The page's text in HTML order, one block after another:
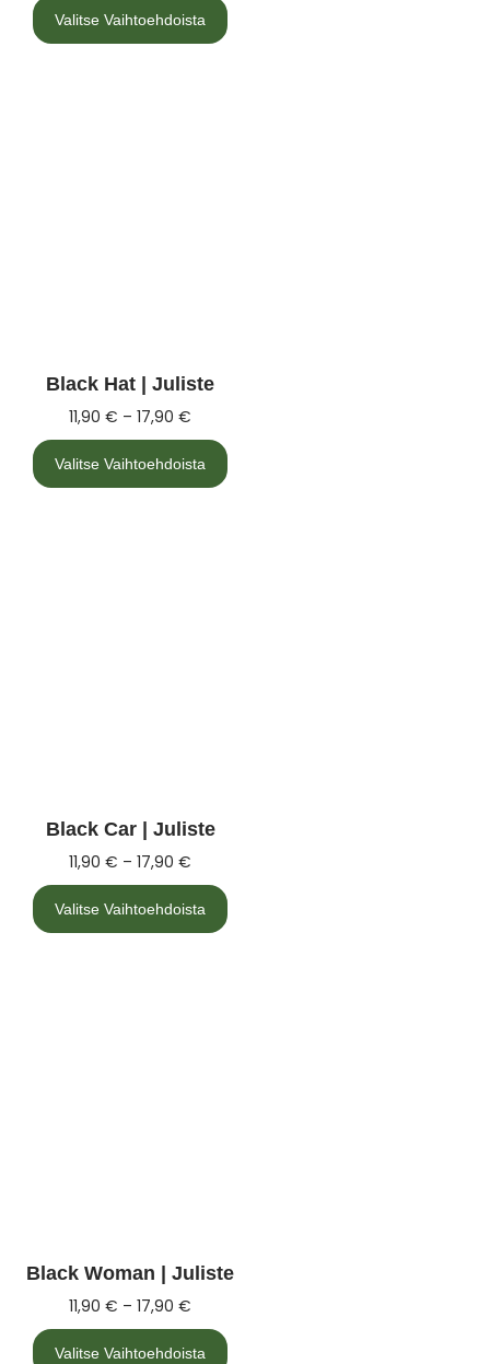
Valitse Vaihtoehdoista
Black Hat | Juliste
11,90€ – 17,90€
Valitse Vaihtoehdoista
Black Car | Juliste
11,90€ – 17,90€
Valitse Vaihtoehdoista
Black Woman | Juliste
11,90€ – 17,90€
Valitse Vaihtoehdoista